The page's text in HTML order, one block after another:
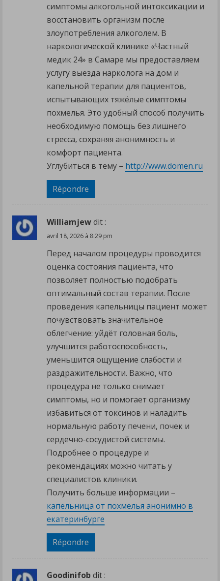
симптомы алкогольной интоксикации и
восстановить организм после
злоупотребления алкоголем. В
наркологической клинике «Частный
медик 24» в Самаре мы предоставляем
услугу выезда нарколога на дом и
капельной терапии для пациентов,
испытывающих тяжёлые симптомы
похмелья. Это удобный способ получить
необходимую помощь без лишнего
стресса, сохраняя анонимность и
комфорт пациента.
Углубиться в тему – http://www.domen.ru
Répondre
Williamjewdit :
avril 18, 2026 à 8:29 pm
Перед началом процедуры проводится
оценка состояния пациента, что
позволяет полностью подобрать
оптимальный состав терапии. После
проведения капельницы пациент может
почувствовать значительное
облегчение: уйдёт головная боль,
улучшится работоспособность,
уменьшится ощущение слабости и
раздражительности. Важно, что
процедура не только снимает
симптомы, но и помогает организму
избавиться от токсинов и наладить
нормальную работу печени, почек и
сердечно-сосудистой системы.
Подробнее о процедуре и
рекомендациях можно читать у
специалистов клиники.
Получить больше информации –
капельница от похмелья анонимно в
екатеринбурге
Répondre
Goodinifob dit :